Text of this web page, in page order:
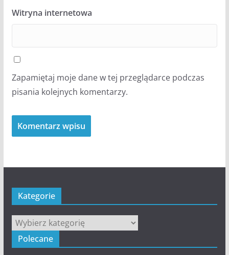
Witryna internetowa
Zapamiętaj moje dane w tej przeglądarce podczas
pisania kolejnych komentarzy.
Kategorie
Kategorie
Polecane